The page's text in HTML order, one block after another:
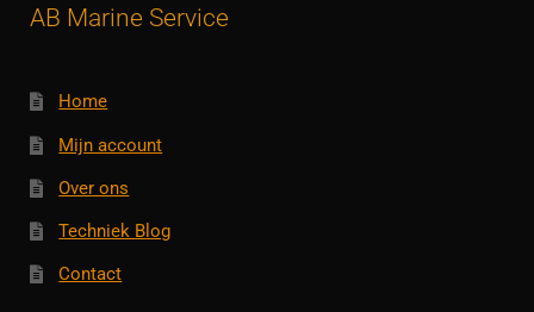
AB Marine Service
Home
Mijn account
Over ons
Techniek Blog
Contact